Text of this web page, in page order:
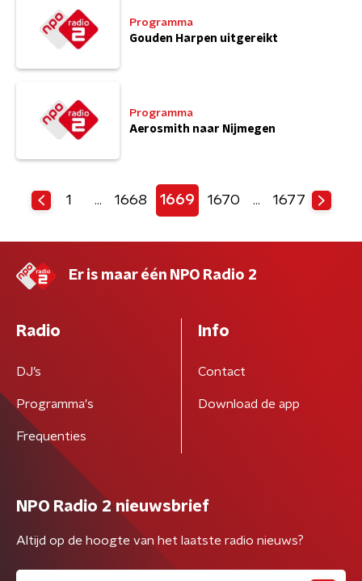
Programma
Gouden Harpen uitgereikt
Programma
Aerosmith naar Nijmegen
1 … 1668 1669 1670 … 1677
Er is maar één NPO Radio 2
Radio
DJ’s
Programma's
Frequenties
Info
Contact
Download de app
NPO Radio 2 nieuwsbrief
Altijd op de hoogte van het laatste radio nieuws?